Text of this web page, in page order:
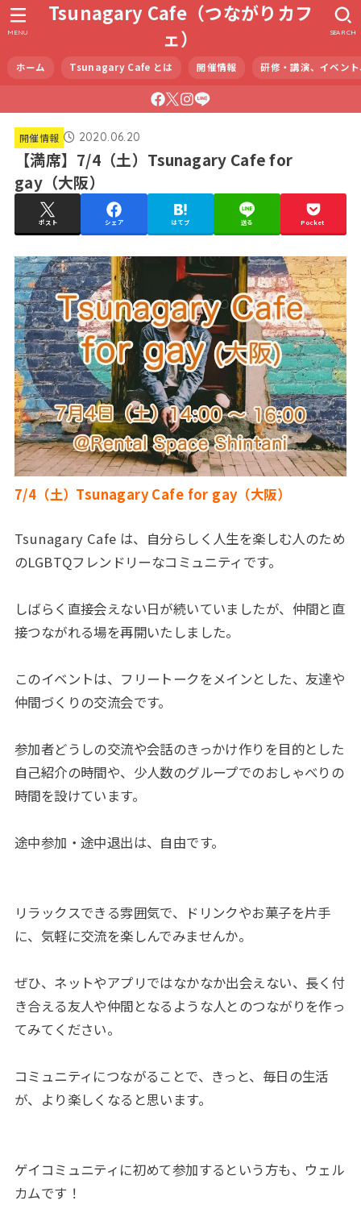
Tsunagary Cafe（つながりカフ
ェ）
ホーム Tsunagary Cafe とは 開催情報 研修・講演、イベン
SEARCH
MENU
開催情報 2020.06.20
【満席】7/4（土）Tsunagary Cafe for
gay（大阪）
ポスト シェア はてブ 送る Pocket
7/4（土）Tsunagary Cafe for gay（大阪）
Tsunagary Cafe は、自分らしく人生を楽しむ人のため
のLGBTQフレンドリーなコミュニティです。
しばらく直接会えない日が続いていましたが、仲間と直
接つながれる場を再開いたしました。
このイベントは、フリートークをメインとした、友達や
仲間づくりの交流会です。
参加者どうしの交流や会話のきっかけ作りを目的とした
自己紹介の時間や、少人数のグループでのおしゃべりの
時間を設けています。
途中参加・途中退出は、自由です。
リラックスできる雰囲気で、ドリンクやお菓子を片手
に、気軽に交流を楽しんでみませんか。
ぜひ、ネットやアプリではなかなか出会えない、長く付
き合える友人や仲間となるような人とのつながりを作っ
てみてください。
コミュニティにつながることで、きっと、毎日の生活
が、より楽しくなると思います。
ゲイコミュニティに初めて参加するという方も、ウェル
カムです！